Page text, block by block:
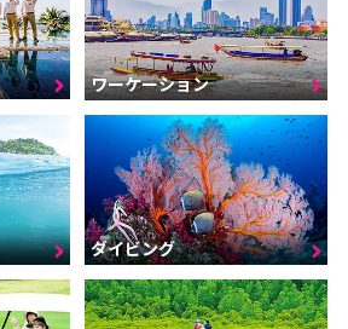
ワーケーション
ダイビング